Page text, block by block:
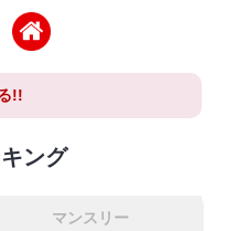
!!
ング
マンスリー